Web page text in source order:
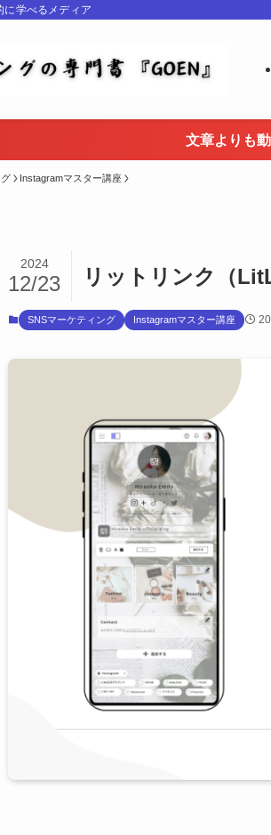
に学べるメディア
文章よりも
Instagramマスター講座
リットリンク（
2024
12/23
SNSマーケティング Instagramマスター講座